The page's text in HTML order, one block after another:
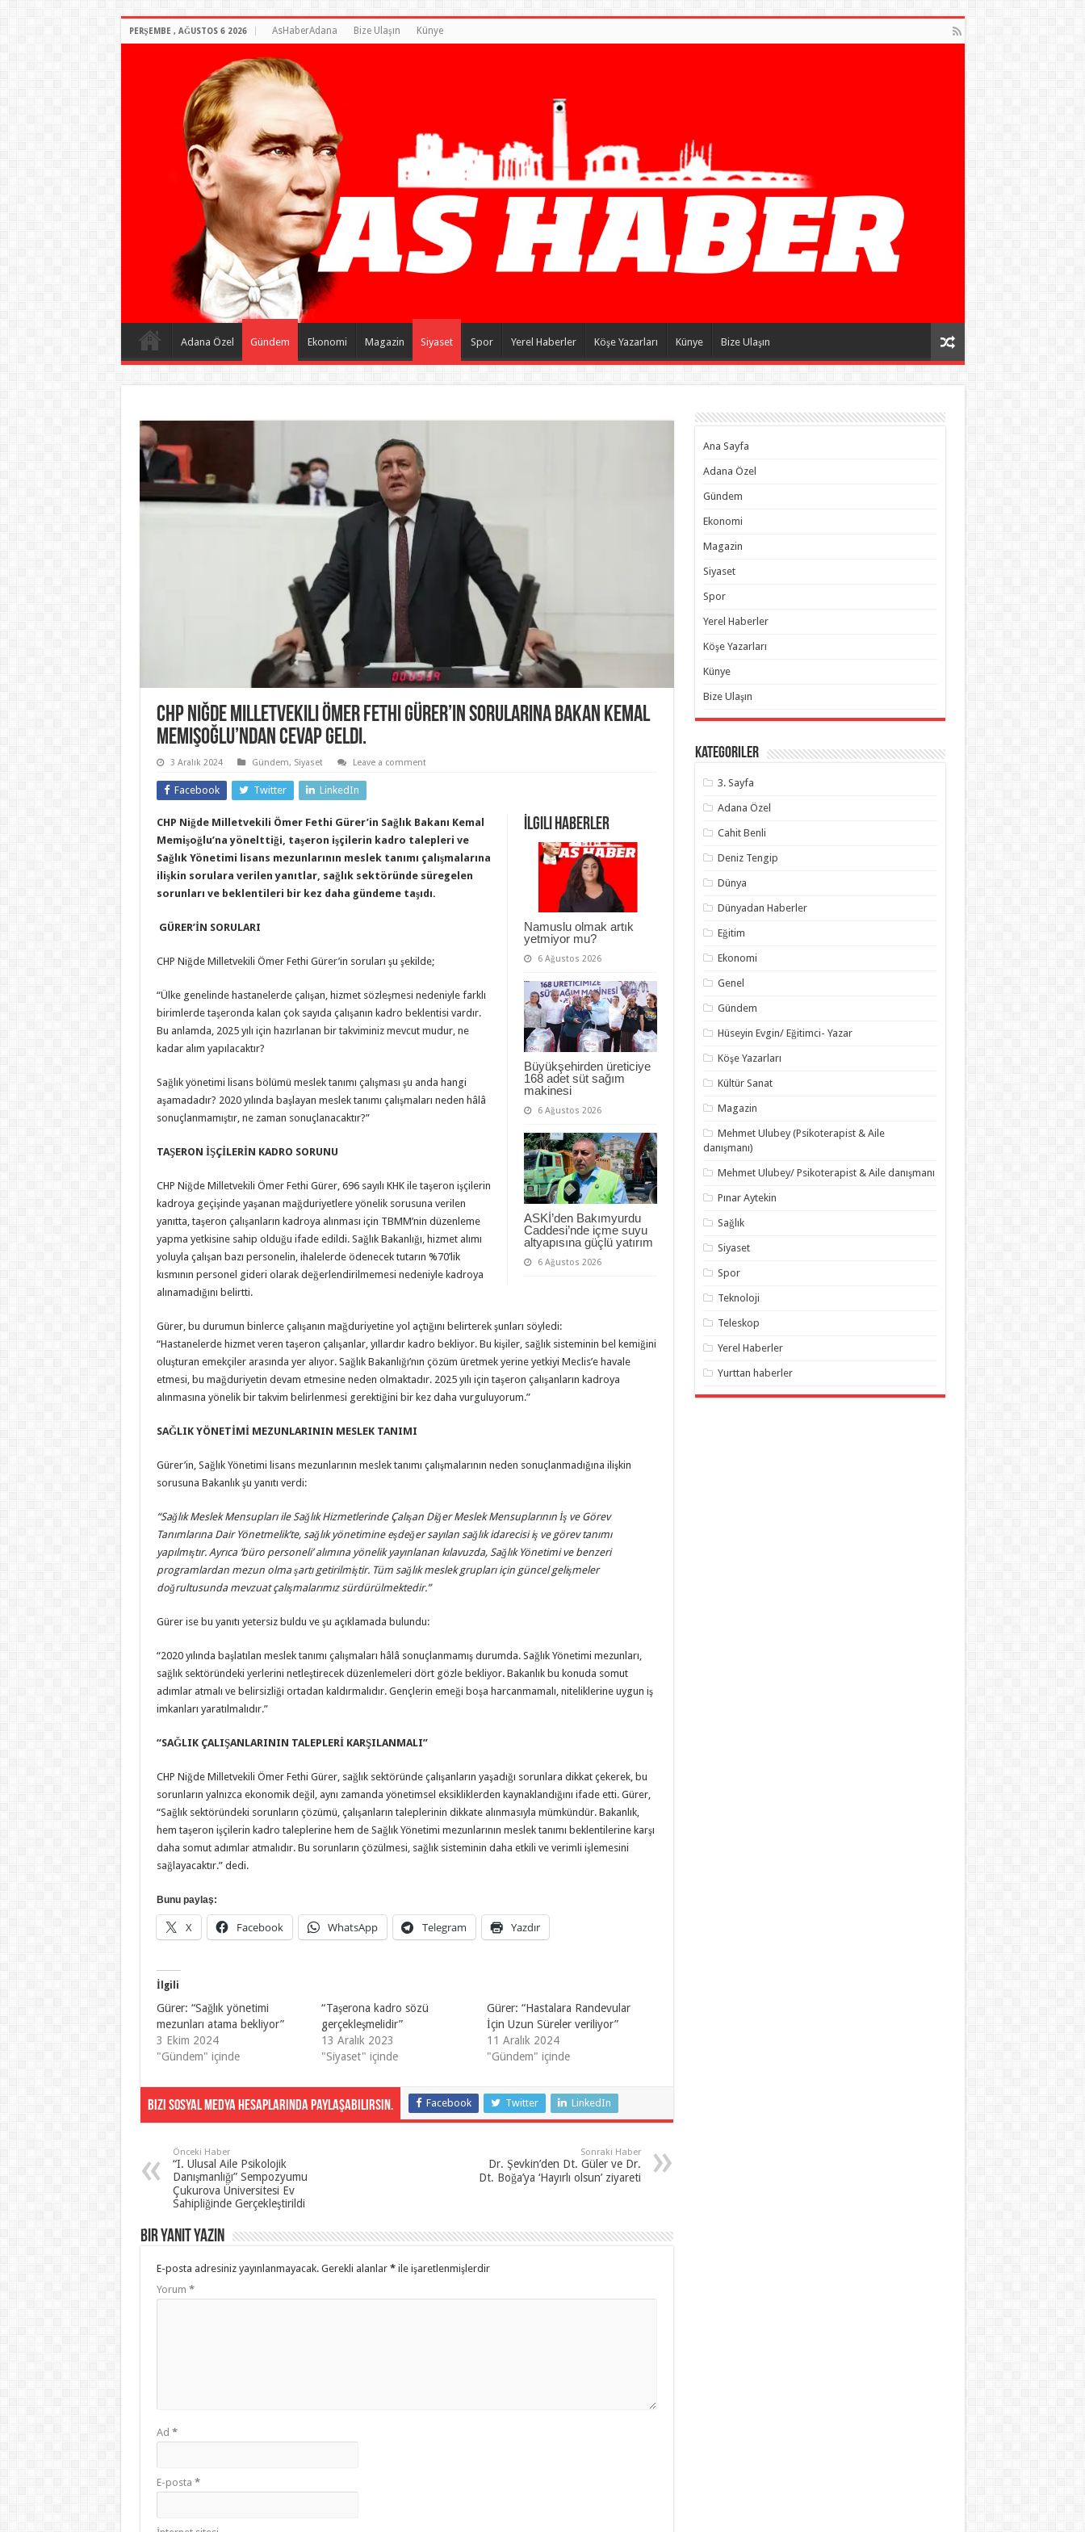
PERŞEMBE , AĞUSTOS 6 2026 AsHaberAdana Bize Ulaşın Künye
Adana Özel Gündem Ekonomi Magazin Siyaset Spor Yerel Haberler Köşe Yazarları Künye Bize Ulaşın
CHP Niğde Milletvekili Ömer Fethi Gürer’in sorularına Bakan Kemal
Memişoğlu’ndan cevap geldi.
3 Aralık 2024 Gündem, Siyaset Leave a comment
Facebook Twitter LinkedIn
İlgili Haberler
Namuslu olmak artık
yetmiyor mu?
6 Ağustos 2026
Büyükşehirden üreticiye
168 adet süt sağım
makinesi
6 Ağustos 2026
ASKİ’den Bakımyurdu
Caddesi’nde içme suyu
altyapısına güçlü yatırım
6 Ağustos 2026
CHP Niğde Milletvekili Ömer Fethi Gürer’in Sağlık Bakanı Kemal
Memişoğlu’na yönelttiği, taşeron işçilerin kadro talepleri ve
Sağlık Yönetimi lisans mezunlarının meslek tanımı çalışmalarına
ilişkin sorulara verilen yanıtlar, sağlık sektöründe süregelen
sorunları ve beklentileri bir kez daha gündeme taşıdı.
GÜRER’İN SORULARI
CHP Niğde Milletvekili Ömer Fethi Gürer’in soruları şu şekilde;
“Ülke genelinde hastanelerde çalışan, hizmet sözleşmesi nedeniyle farklı
birimlerde taşeronda kalan çok sayıda çalışanın kadro beklentisi vardır.
Bu anlamda, 2025 yılı için hazırlanan bir takviminiz mevcut mudur, ne
kadar alım yapılacaktır?
Sağlık yönetimi lisans bölümü meslek tanımı çalışması şu anda hangi
aşamadadır? 2020 yılında başlayan meslek tanımı çalışmaları neden hâlâ
sonuçlanmamıştır, ne zaman sonuçlanacaktır?”
TAŞERON İŞÇİLERİN KADRO SORUNU
CHP Niğde Milletvekili Ömer Fethi Gürer, 696 sayılı KHK ile taşeron işçilerin
kadroya geçişinde yaşanan mağduriyetlere yönelik sorusuna verilen
yanıtta, taşeron çalışanların kadroya alınması için TBMM’nin düzenleme
yapma yetkisine sahip olduğu ifade edildi. Sağlık Bakanlığı, hizmet alımı
yoluyla çalışan bazı personelin, ihalelerde ödenecek tutarın %70’lik
kısmının personel gideri olarak değerlendirilmemesi nedeniyle kadroya
alınamadığını belirtti.
Gürer, bu durumun binlerce çalışanın mağduriyetine yol açtığını belirterek şunları söyledi:
“Hastanelerde hizmet veren taşeron çalışanlar, yıllardır kadro bekliyor. Bu kişiler, sağlık sisteminin bel kemiğini
oluşturan emekçiler arasında yer alıyor. Sağlık Bakanlığı’nın çözüm üretmek yerine yetkiyi Meclis’e havale
etmesi, bu mağduriyetin devam etmesine neden olmaktadır. 2025 yılı için taşeron çalışanların kadroya
alınmasına yönelik bir takvim belirlenmesi gerektiğini bir kez daha vurguluyorum.”
SAĞLIK YÖNETİMİ MEZUNLARININ MESLEK TANIMI
Gürer’in, Sağlık Yönetimi lisans mezunlarının meslek tanımı çalışmalarının neden sonuçlanmadığına ilişkin
sorusuna Bakanlık şu yanıtı verdi:
“Sağlık Meslek Mensupları ile Sağlık Hizmetlerinde Çalışan Diğer Meslek Mensuplarının İş ve Görev
Tanımlarına Dair Yönetmelik’te, sağlık yönetimine eşdeğer sayılan sağlık idarecisi iş ve görev tanımı
yapılmıştır. Ayrıca ‘büro personeli’ alımına yönelik yayınlanan kılavuzda, Sağlık Yönetimi ve benzeri
programlardan mezun olma şartı getirilmiştir. Tüm sağlık meslek grupları için güncel gelişmeler
doğrultusunda mevzuat çalışmalarımız sürdürülmektedir.”
Gürer ise bu yanıtı yetersiz buldu ve şu açıklamada bulundu:
“2020 yılında başlatılan meslek tanımı çalışmaları hâlâ sonuçlanmamış durumda. Sağlık Yönetimi mezunları,
sağlık sektöründeki yerlerini netleştirecek düzenlemeleri dört gözle bekliyor. Bakanlık bu konuda somut
adımlar atmalı ve belirsizliği ortadan kaldırmalıdır. Gençlerin emeği boşa harcanmamalı, niteliklerine uygun iş
imkanları yaratılmalıdır.”
“SAĞLIK ÇALIŞANLARININ TALEPLERİ KARŞILANMALI”
CHP Niğde Milletvekili Ömer Fethi Gürer, sağlık sektöründe çalışanların yaşadığı sorunlara dikkat çekerek, bu
sorunların yalnızca ekonomik değil, aynı zamanda yönetimsel eksikliklerden kaynaklandığını ifade etti. Gürer,
“Sağlık sektöründeki sorunların çözümü, çalışanların taleplerinin dikkate alınmasıyla mümkündür. Bakanlık,
hem taşeron işçilerin kadro taleplerine hem de Sağlık Yönetimi mezunlarının meslek tanımı beklentilerine karşı
daha somut adımlar atmalıdır. Bu sorunların çözülmesi, sağlık sisteminin daha etkili ve verimli işlemesini
sağlayacaktır.” dedi.
Bunu paylaş:
X Facebook WhatsApp Telegram Yazdır
İlgili
Gürer: “Sağlık yönetimi
mezunları atama bekliyor”
3 Ekim 2024
"Gündem" içinde
“Taşerona kadro sözü
gerçekleşmelidir”
13 Aralık 2023
"Siyaset" içinde
Gürer: “Hastalara Randevular
İçin Uzun Süreler veriliyor”
11 Aralık 2024
"Gündem" içinde
Bizi Sosyal Medya Hesaplarında Paylaşabilirsin. Facebook Twitter LinkedIn
Önceki Haber
“I. Ulusal Aile Psikolojik
Danışmanlığı” Sempozyumu
Çukurova Üniversitesi Ev
Sahipliğinde Gerçekleştirildi
Sonraki Haber
Dr. Şevkin’den Dt. Güler ve Dr.
Dt. Boğa’ya ‘Hayırlı olsun’ ziyareti
Bir yanıt yazın
E-posta adresiniz yayınlanmayacak. Gerekli alanlar *ile işaretlenmişlerdir
Yorum *
Ad *
E-posta *
Ana Sayfa
Adana Özel
Gündem
Ekonomi
Magazin
Siyaset
Spor
Yerel Haberler
Köşe Yazarları
Künye
Bize Ulaşın
Kategoriler
3. Sayfa
Adana Özel
Cahit Benli
Deniz Tengip
Dünya
Dünyadan Haberler
Eğitim
Ekonomi
Genel
Gündem
Hüseyin Evgin/ Eğitimci- Yazar
Köşe Yazarları
Kültür Sanat
Magazin
Mehmet Ulubey (Psikoterapist & Aile
danışmanı)
Mehmet Ulubey/ Psikoterapist & Aile danışmanı
Pınar Aytekin
Sağlık
Siyaset
Spor
Teknoloji
Teleskop
Yerel Haberler
Yurttan haberler